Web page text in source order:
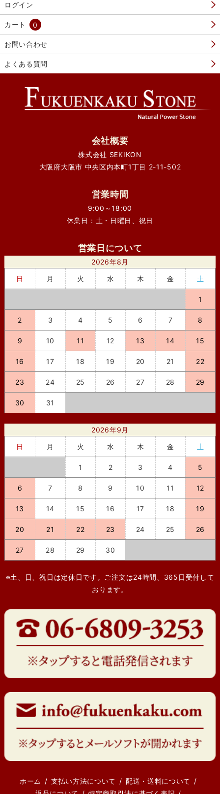
ログイン
カート 0
お問い合わせ
よくある質問
会社概要
株式会社 SEKIKON
大阪府大阪市 中央区内本町1丁目 2-11-502
営業時間
9:00～18:00
休業日：土・日曜日、祝日
営業日について
2026年8月
日
月 火 水 木 金 土
1
2 3 4 5 6 7 8
9 10 11 12 13 14 15
16 17 18 19 20 21 22
23 24 25 26 27 28 29
30 31
2026年9月
日
月 火 水 木 金 土
1 2 3 4 5
6 7 8 9 10 11 12
13 14 15 16 17 18 19
20 21 22 23 24 25 26
27 28 29 30
※土、日、祝日は定休日です。ご注文は24時間、365日受付して
おります。
ホーム 支払い方法について
配送・送料について